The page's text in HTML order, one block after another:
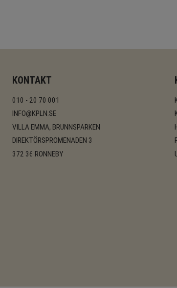
KONTAKT
010 - 20 70 001
INFO@KPLN.SE
VILLA EMMA, BRUNNSPARKEN
DIREKTÖRSPROMENADEN 3
372 36 RONNEBY